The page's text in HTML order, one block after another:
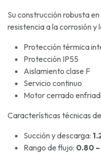
Su construcción robusta en
resistencia a la corrosión y
Protección térmica
Protección IP55
Aislamiento clase F
Servicio continuo
Motor cerrado
Características técnicas
Succión y descarga:
Rango de flujo: 0.80